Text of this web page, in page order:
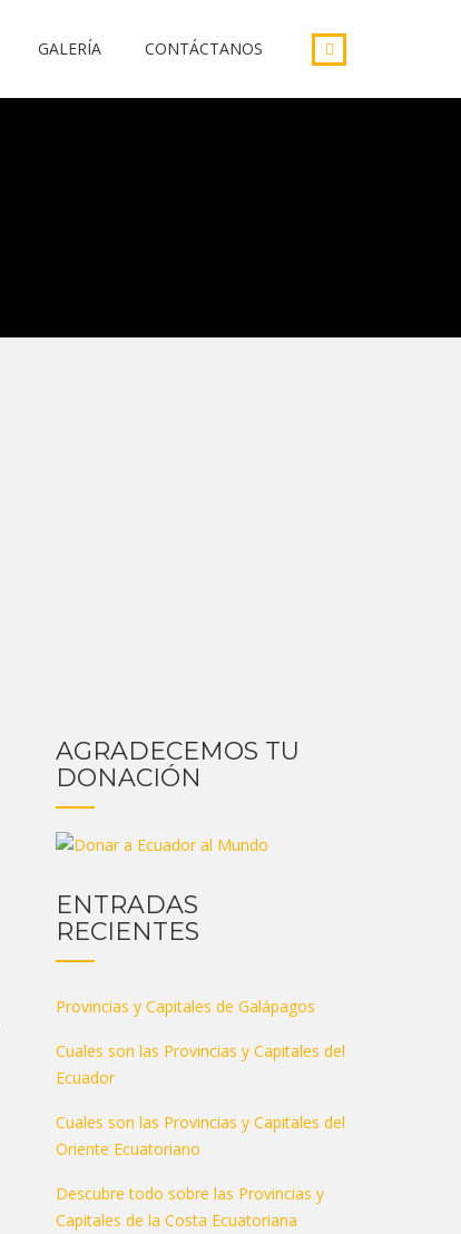
GALERÍA CONTÁCTANOS
AGRADECEMOS TU
DONACIÓN
ENTRADAS
RECIENTES
Provincias y Capitales de Galápagos
Cuales son las Provincias y Capitales del
Ecuador
Cuales son las Provincias y Capitales del
Oriente Ecuatoriano
Descubre todo sobre las Provincias y
Capitales de la Costa Ecuatoriana